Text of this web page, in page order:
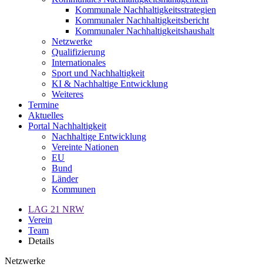
Kommunale Nachhaltigkeitsstrategien
Kommunaler Nachhaltigkeitsbericht
Kommunaler Nachhaltigkeitshaushalt
Netzwerke
Qualifizierung
Internationales
Sport und Nachhaltigkeit
KI & Nachhaltige Entwicklung
Weiteres
Termine
Aktuelles
Portal Nachhaltigkeit
Nachhaltige Entwicklung
Vereinte Nationen
EU
Bund
Länder
Kommunen
LAG 21 NRW
Verein
Team
Details
Netzwerke